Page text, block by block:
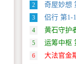
2 奇屋妙想 第1-5季全
3 侣行 第1-19季
4 黄石守护者 第4-6季全
5 运筹中枢 第1-3季
6 大法官金斯